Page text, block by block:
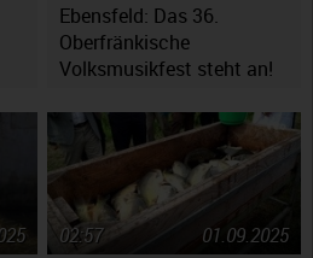
Ebensfeld: Das 36.
Oberfränkische
Volksmusikfest steht an!
01.09.2025
02:57